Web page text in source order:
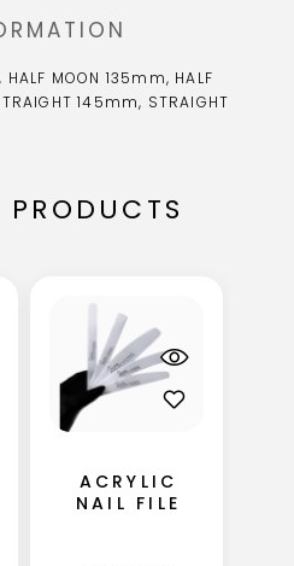
MOON 135mm, HALF
145mm, STRAIGHT
PRODUCTS
ACRYLIC
NAIL FILE